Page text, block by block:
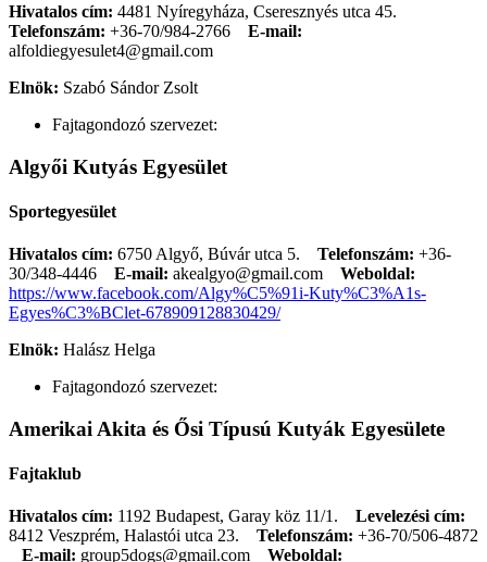
Hivatalos cím: 4481 Nyíregyháza, Cseresznyés utca 45.
Telefonszám: +36-70/984-2766
E-mail:
alfoldiegyesulet4@gmail.com
Elnök: Szabó Sándor Zsolt
Fajtagondozó szervezet:
Algyői Kutyás Egyesület
Sportegyesület
Hivatalos cím: 6750 Algyő, Búvár utca 5. Telefonszám: +36-
30/348-4446
E-mail: akealgyo@gmail.com
Weboldal:
https://www.facebook.com/Algy%C5%91i-Kuty%C3%A1s-
Egyes%C3%BClet-678909128830429/
Elnök: Halász Helga
Fajtagondozó szervezet:
Amerikai Akita és Ősi Típusú Kutyák Egyesülete
Fajtaklub
Hivatalos cím: 1192 Budapest, Garay köz 11/1. Levelezési cím:
8412 Veszprém, Halastói utca 23.
Telefonszám: +36-70/506-4872
E-mail: group5dogs@gmail.com Weboldal: